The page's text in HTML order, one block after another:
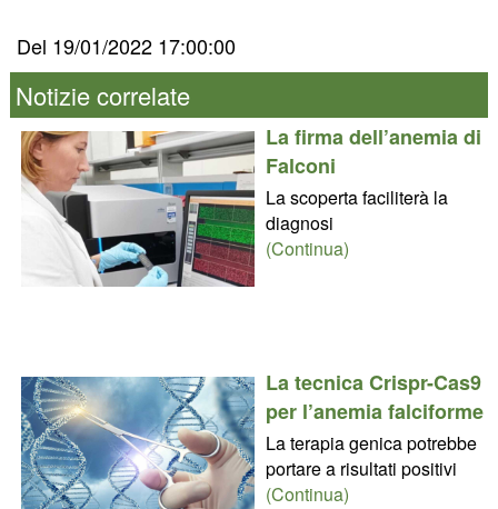
Del 19/01/2022 17:00:00
Notizie correlate
La firma dell’anemia di
Falconi
La scoperta faciliterà la
diagnosi
(Continua)
La tecnica Crispr-Cas9
per l’anemia falciforme
La terapia genica potrebbe
portare a risultati positivi
(Continua)